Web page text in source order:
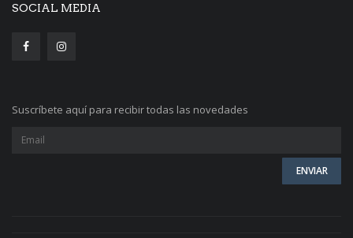
SOCIAL MEDIA
Suscríbete aquí para recibir todas las novedades